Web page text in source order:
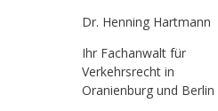
Dr. Henning Hartmann
Ihr Fachanwalt für
Verkehrsrecht in
Oranienburg und Berlin